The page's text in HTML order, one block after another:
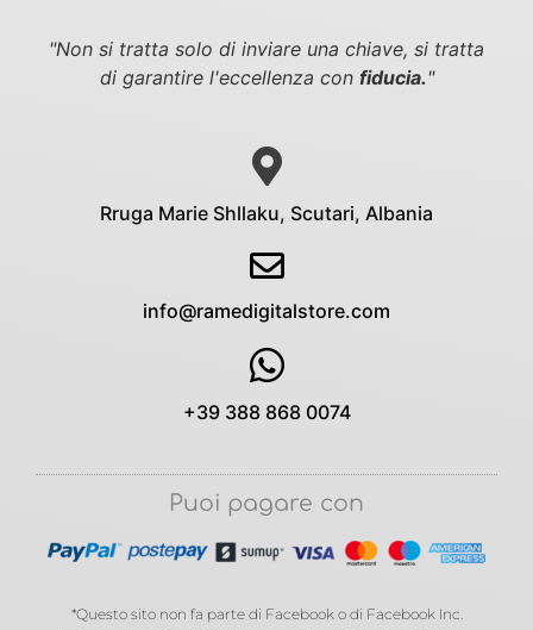
"Non si tratta solo di inviare una chiave, si tratta
di garantire l'eccellenza con fiducia."
Rruga Marie Shllaku, Scutari, Albania
info@ramedigitalstore.com
+39 388 868 0074
Puoi pagare con
*Questo sito non fa parte di Facebook o di Facebook Inc.